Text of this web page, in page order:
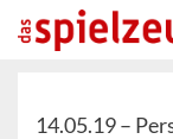
14.05.19 –